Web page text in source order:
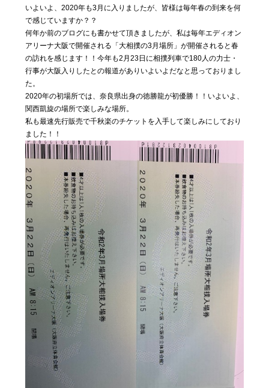
私たちに
ついて
04 Blog
05
お問い合わ
せ
いよいよ、2020年も3月に入りましたが、皆様は毎年春の到来を何
で感じていますか？？
何年か前のブログにも書かせて頂きましたが、私は毎年エディオン
アリーナ大阪で開催される「大相撲の3月場所」が開催されると春
の訪れを感じます！！今年も2月23日に相撲列車で180人の力士・
行事が大阪入りしたとの報道がありいよいよだなと思っておりまし
た。
2020年の初場所では、奈良県出身の徳勝龍が初優勝！！いよいよ、
関西凱旋の場所で楽しみな場所。
私も最速先行販売で千秋楽のチケットを入手して楽しみにしており
ました！！